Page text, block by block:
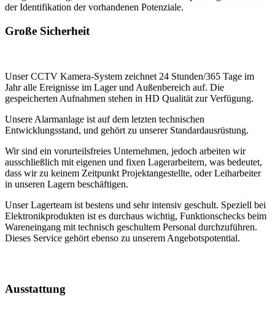
der Identifikation der vorhandenen Potenziale.
Große Sicherheit
Unser CCTV Kamera-System zeichnet 24 Stunden/365 Tage im
Jahr alle Ereignisse im Lager und Außenbereich auf. Die
gespeicherten Aufnahmen stehen in HD Qualität zur Verfügung.
Unsere Alarmanlage ist auf dem letzten technischen
Entwicklungsstand, und gehört zu unserer Standardausrüstung.
Wir sind ein vorurteilsfreies Unternehmen, jedoch arbeiten wir
ausschließlich mit eigenen und fixen Lagerarbeitern, was bedeutet,
dass wir zu keinem Zeitpunkt Projektangestellte, oder Leiharbeiter
in unseren Lagern beschäftigen.
Unser Lagerteam ist bestens und sehr intensiv geschult. Speziell bei
Elektronikprodukten ist es durchaus wichtig, Funktionschecks beim
Wareneingang mit technisch geschultem Personal durchzuführen.
Dieses Service gehört ebenso zu unserem Angebotspotential.
Ausstattung